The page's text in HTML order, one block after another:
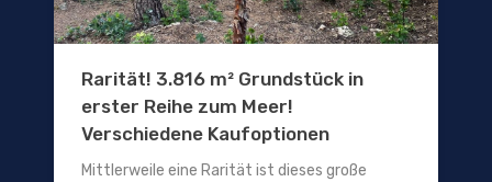
Rarität! 3.816 m² Grundstück in
erster Reihe zum Meer!
Verschiedene Kaufoptionen
Mittlerweile eine Rarität ist dieses große